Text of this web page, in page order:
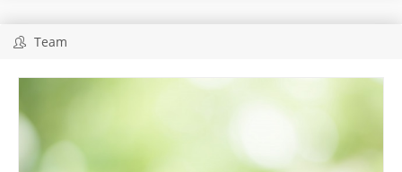
Team